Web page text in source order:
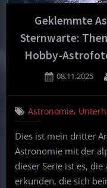
Geklemmte
Sternwarte:
Hobby-
Posted
08.11.2025
Astronomie,
Dies ist mein dritter
Astronomie mit der
dieser Serie ist es,
erkunden, die sich